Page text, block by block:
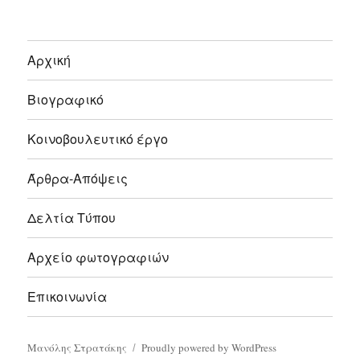
Αρχική
Βιογραφικό
Κοινοβουλευτικό έργο
Άρθρα-Απόψεις
Δελτία Τύπου
Αρχείο φωτογραφιών
Επικοινωνία
Μανόλης Στρατάκης Proudly powered by WordPress